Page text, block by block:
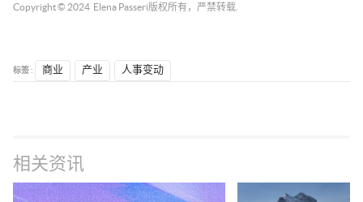
Copyright © 2024 Elena Passeri 版权所有，严禁转载.
标签 : 商业 产业 人事变动
相关资讯